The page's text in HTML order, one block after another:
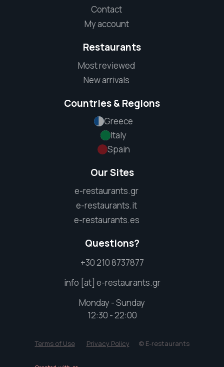
Contact
My account
Restaurants
Most reviewed
New arrivals
Countries & Regions
Greece
Italy
Spain
Our Sites
e-restaurants.gr
e-restaurants.it
e-restaurants.es
Questions?
+30 210 8737877
info [at] e-restaurants.gr
Monday - Sunday
12:30 - 22:00
Terms of Use Privacy Policy © E-restaurants